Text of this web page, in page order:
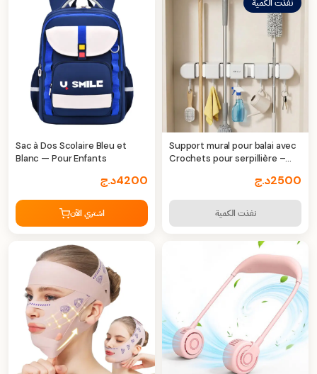
نفذت الكمية
Support mural pour balai avec
Crochets pour serpillière –
2500د.ج
نفذت الكمية
Sac à Dos Scolaire Bleu et
Blanc — Pour Enfants
4200د.ج
اشتري الآن